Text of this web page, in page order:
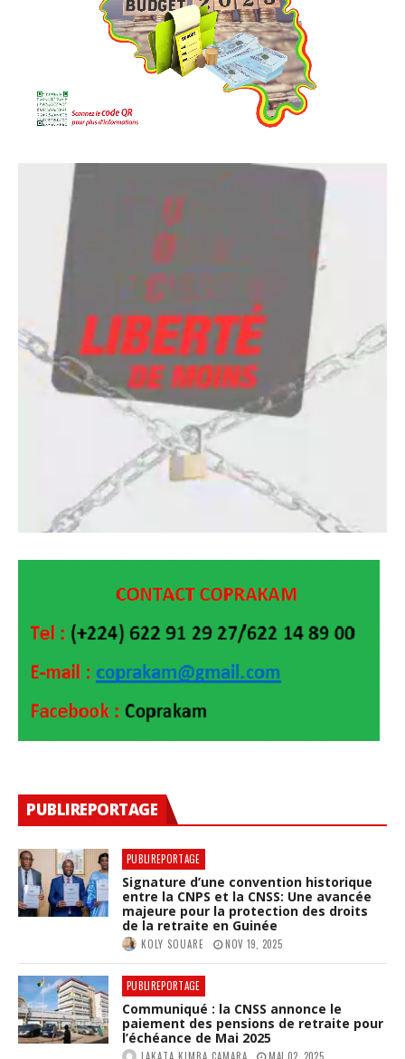
PUBLIREPORTAGE
PUBLIREPORTAGE
Signature d’une convention historique
entre la CNPS et la CNSS: Une avancée
majeure pour la protection des droits
de la retraite en Guinée
KOLY SOUARE NOV 19, 2025
PUBLIREPORTAGE
Communiqué : la CNSS annonce le
paiement des pensions de retraite pour
l’échéance de Mai 2025